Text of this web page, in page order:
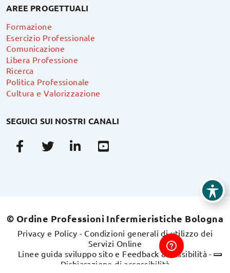
AREE PROGETTUALI
Formazione
Esercizio Professionale
Comunicazione
Libera Professione
Ricerca
Politica Professionale
Cultura e Valorizzazione
SEGUICI SUI NOSTRI CANALI
FacebookTwitterLinkedin
© Ordine Professioni Infermieristiche Bologna
Privacy e Policy - Condizioni generali di utilizzo dei
Servizi Online
Linee guida sviluppo sito e Feedback accessibilità -
Dichiarazione di accessibilità